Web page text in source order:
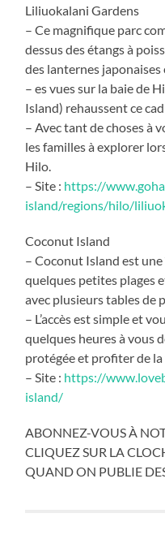
Liliuokalani Gardens
– Ce magnifique parc
dessus des étangs à
des lanternes japonaises
– es vues sur la baie de
Island) rehaussent ce
– Avec tant de choses à
les familles à explorer
Hilo.
– Site : https://
island/regions/hilo/
Coconut Island
– Coconut Island est
quelques petites plages
avec plusieurs tables de
– L’accès est simple et
quelques heures à vous
protégée et profiter de la
– Site : https://
island/
ABONNEZ-VOUS À
CLIQUEZ SUR LA
QUAND ON PUBLIE